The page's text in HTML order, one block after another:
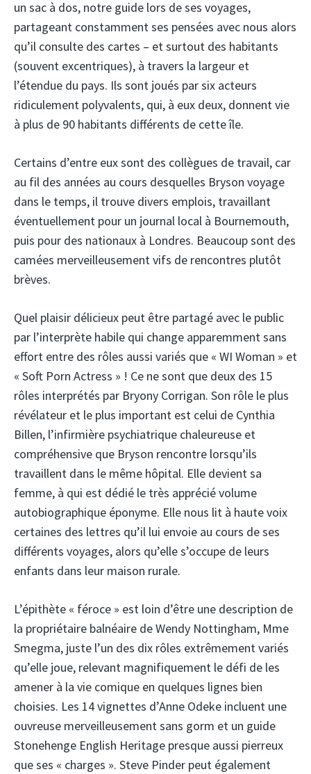
un sac à dos, notre guide lors de ses voyages,
partageant constamment ses pensées avec nous alors
qu’il consulte des cartes – et surtout des habitants
(souvent excentriques), à travers la largeur et
l’étendue du pays. Ils sont joués par six acteurs
ridiculement polyvalents, qui, à eux deux, donnent vie
à plus de 90 habitants différents de cette île.
Certains d’entre eux sont des collègues de travail, car
au fil des années au cours desquelles Bryson voyage
dans le temps, il trouve divers emplois, travaillant
éventuellement pour un journal local à Bournemouth,
puis pour des nationaux à Londres. Beaucoup sont des
camées merveilleusement vifs de rencontres plutôt
brèves.
Quel plaisir délicieux peut être partagé avec le public
par l’interprète habile qui change apparemment sans
effort entre des rôles aussi variés que « WI Woman » et
« Soft Porn Actress » ! Ce ne sont que deux des 15
rôles interprétés par Bryony Corrigan. Son rôle le plus
révélateur et le plus important est celui de Cynthia
Billen, l’infirmière psychiatrique chaleureuse et
compréhensive que Bryson rencontre lorsqu’ils
travaillent dans le même hôpital. Elle devient sa
femme, à qui est dédié le très apprécié volume
autobiographique éponyme. Elle nous lit à haute voix
certaines des lettres qu’il lui envoie au cours de ses
différents voyages, alors qu’elle s’occupe de leurs
enfants dans leur maison rurale.
L’épithète « féroce » est loin d’être une description de
la propriétaire balnéaire de Wendy Nottingham, Mme
Smegma, juste l’un des dix rôles extrêmement variés
qu’elle joue, relevant magnifiquement le défi de les
amener à la vie comique en quelques lignes bien
choisies. Les 14 vignettes d’Anne Odeke incluent une
ouvreuse merveilleusement sans gorm et un guide
Stonehenge English Heritage presque aussi pierreux
que ses « charges ». Steve Pinder peut également